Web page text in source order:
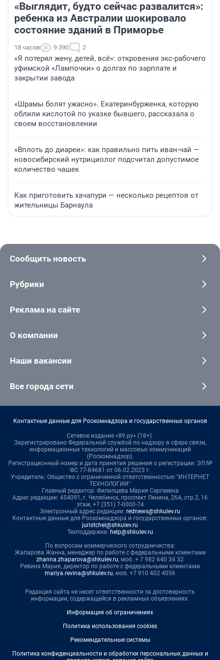
«Выглядит, будто сейчас развалится»:
ребенка из Австралии шокировало
состояние зданий в Приморье
18 часов 9 390 2
«Я потерял жену, детей, всё»: откровения экс-рабочего
уфимской «Лампочки» о долгах по зарплате и
закрытии завода
«Шрамы болят ужасно». Екатеринбурженка, которую
облили кислотой по указке бывшего, рассказала о
своем восстановлении
«Вплоть до диареи»: как правильно пить иван-чай —
новосибирский нутрициолог подсчитал допустимое
количество чашек
Как приготовить хачапури — несколько рецептов от
жительницы Барнаула
Сообщить новость
Рубрики
Реклама на сайте
О компании
Наши вакансии
Все города сети
Контактные данные для Роскомнадзора и государственных органов
Сетевое издание «89.ру» (18+).
Зарегистрировано Федеральной службой по надзору в сфере связи,
информационных технологий и массовых коммуникаций
(Роскомнадзор).
Регистрационный номер и дата принятия решения о регистрации: ЭЛ №
ФС 77-84681 от 06.02.2023 г.
Учредитель: Общество с ограниченной ответственностью "ИНТЕРНЕТ
ТЕХНОЛОГИИ"
Главный редактор: Филипцева Мария Сергеевна
Адрес редакции: 454091, г. Челябинск, проспект Ленина, 26А, стр.2, 16
этаж, +7 (351) 7-0000-74
Электронный адрес редакции: rednews@shkulev.ru
Контактные данные для Роскомнадзора и государственных органов:
juristchel@shkulev.ru
Техподдержка: help@shkulev.ru
По вопросам коммерческого сотрудничества:
Жапарова Жанна, менеджер по работе с федеральными клиентами
zhanna.zhaparova@shkulev.ru, моб. + 7 982 640 34 32
Ревина Мария, директор по работе с федеральными клиентами
mariya.revina@shkulev.ru, моб. +7 910 402 4056
Редакция сайта не несет ответственности за достоверность
информации, содержащейся в рекламных объявлениях.
Информация об ограничениях
Политика использования cookies
Рекомендательные системы
Политика конфиденциальности и обработки персональных данных и